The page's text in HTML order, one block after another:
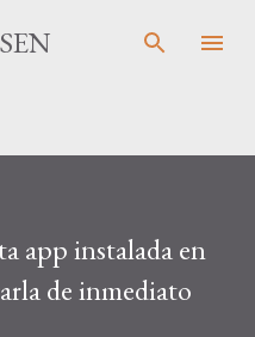
Ir al
app instalada en
de inmediato